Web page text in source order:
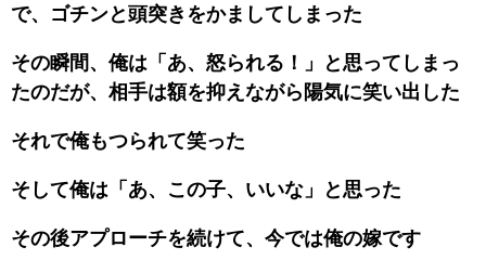
で、ゴチンと頭突きをかましてしまった
その瞬間、俺は「あ、怒られる！」と思ってしまっ
たのだが、相手は額を抑えながら陽気に笑い出した
それで俺もつられて笑った
そして俺は「あ、この子、いいな」と思った
その後アプローチを続けて、今では俺の嫁です